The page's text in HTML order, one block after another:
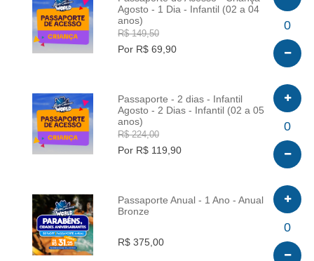
INFO
Agosto - 1 Dia - Infantil (02 a 04
anos)
R$ 149,50
Por R$ 69,90
0
INFO
Passaporte - 2 dias - Infantil
Agosto - 2 Dias - Infantil (02 a 05
anos)
R$ 224,00
Por R$ 119,90
0
INFO
Passaporte Anual - 1 Ano - Anual
Bronze
R$ 375,00
0